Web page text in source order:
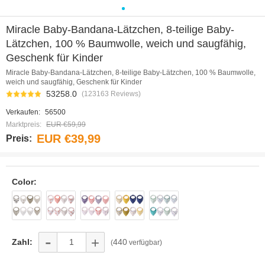
Miracle Baby-Bandana-Lätzchen, 8-teilige Baby-
Lätzchen, 100 % Baumwolle, weich und saugfähig,
Geschenk für Kinder
Miracle Baby-Bandana-Lätzchen, 8-teilige Baby-Lätzchen, 100 % Baumwolle,
weich und saugfähig, Geschenk für Kinder
53258.0 (123163 Reviews)
Verkaufen: 56500
Marktpreis: EUR €59,99
Preis: EUR €39,99
Color:
Zahl: - + (440 verfügbar)